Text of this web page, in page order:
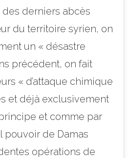
des derniers abcès
du territoire syrien, on
un « désastre
précédent, on fait
« d’attaque chimique
et déjà exclusivement
et comme par
pouvoir de Damas
opérations de